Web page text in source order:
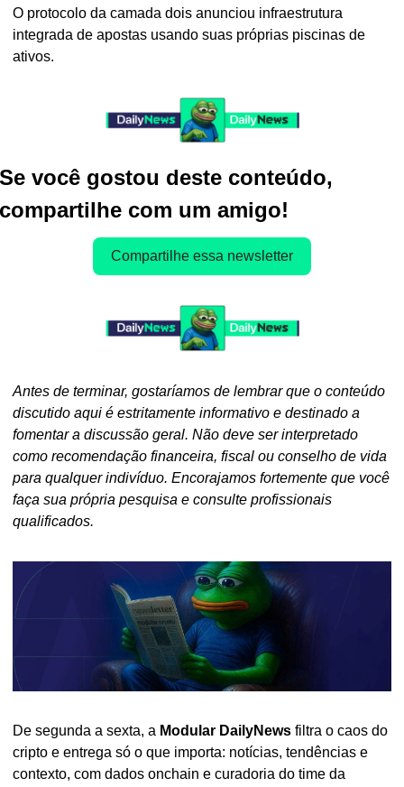
O protocolo da camada dois anunciou infraestrutura
integrada de apostas usando suas próprias piscinas de
ativos.
Se você gostou deste conteúdo,
compartilhe com um amigo!
Compartilhe essa newsletter
Antes de terminar, gostaríamos de lembrar que o conteúdo
discutido aqui é estritamente informativo e destinado a
fomentar a discussão geral. Não deve ser interpretado
como recomendação financeira, fiscal ou conselho de vida
para qualquer indivíduo. Encorajamos fortemente que você
faça sua própria pesquisa e consulte profissionais
qualificados.
De segunda a sexta, a Modular DailyNews filtra o caos do
cripto e entrega só o que importa: notícias, tendências e
contexto, com dados onchain e curadoria do time da